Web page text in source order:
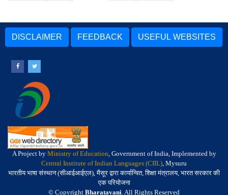
DISCLAIMER FEEDBACK USEFUL WEBSITES
A Project by Ministry of Education, Government of India, Implemented by
Central Institute of Indian Languages (CIIL), Mysuru
भारतीय भाषा संस्थान (सीआईआईएल), मैसूर द्वारा कार्यान्वित, शिक्षा मंत्रालय, भारत सरकार की
एक परियोजना
© Copyright Bharatavani. All Rights Reserved